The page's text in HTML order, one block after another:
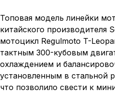
Топовая модель линейки
китайского производителя
мотоцикл Regulmoto T-
тактным 300-кубовым
охлаждением и
установленным в стальной
что позволило свести к